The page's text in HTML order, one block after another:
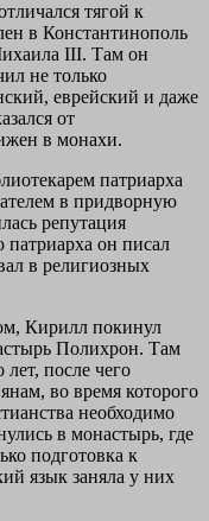
тягой к
в Константинополь
III. Там он
не только
еврейский и даже
от
в монахи.
патриарха
в придворную
репутация
патриарха он писал
в религиозных
Кирилл покинул
Полихрон. Там
после чего
во время которого
необходимо
в монастырь, где
подготовка к
язык заняла у них